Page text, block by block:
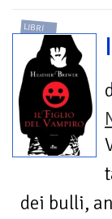
LIBRI
dei bulli,